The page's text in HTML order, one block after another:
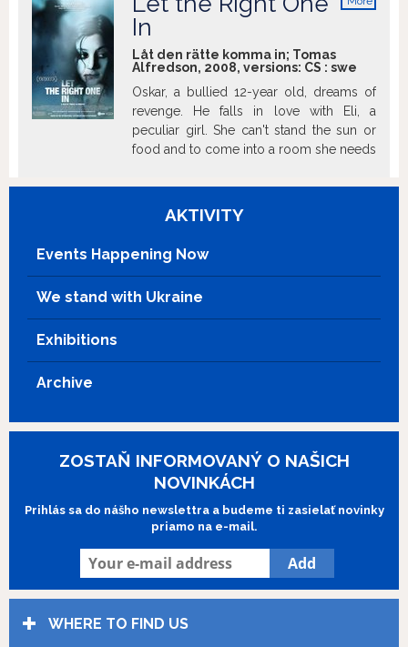
In
Låt den rätte komma in; Tomas
Alfredson, 2008, versions: CS : swe
Oskar, a bullied 12-year old, dreams of
revenge. He falls in love with Eli, a
peculiar girl. She can't stand the sun or
food and to come into a room she needs
to hit back but when he realizes that Eli
needs to drink other people's blood to
live he's faced with a choice. How much
suburb of Blackeberg in 1982.
AKTIVITY
Events Happening Now
We stand with Ukraine
Exhibitions
Archive
ZOSTAŇ INFORMOVANÝ O NAŠICH
NOVINKÁCH
Prihlás sa do nášho newslettra a budeme ti zasielať novinky
priamo na e-mail.
WHERE TO FIND US